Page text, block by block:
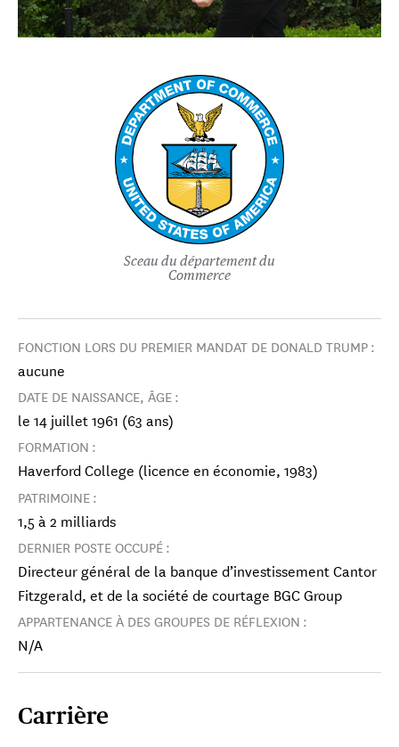
Sceau du département du
Commerce
FONCTION LORS DU PREMIER MANDAT DE DONALD TRUMP :
aucune
DATE DE NAISSANCE, ÂGE :
le 14 juillet 1961 (63 ans)
FORMATION :
Haverford College (licence en économie, 1983)
PATRIMOINE :
1,5 à 2 milliards
DERNIER POSTE OCCUPÉ :
Directeur général de la banque d’investissement Cantor
Fitzgerald, et de la société de courtage BGC Group
APPARTENANCE À DES GROUPES DE RÉFLEXION :
N/A
Carrière